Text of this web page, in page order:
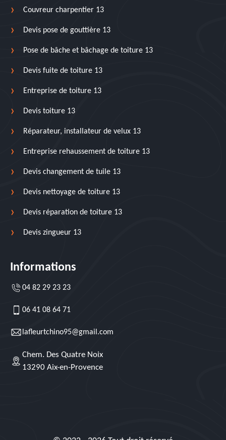
Couvreur charpentier 13
Devis pose de gouttière 13
Pose de bâche et bâchage de toiture 13
Devis fuite de toiture 13
Entreprise de toiture 13
Devis toiture 13
Réparateur, installateur de velux 13
Entreprise rehaussement de toiture 13
Devis changement de tuile 13
Devis nettoyage de toiture 13
Devis réparation de toiture 13
Devis zingueur 13
Informations
04 82 29 23 23
06 41 08 64 71
lafleurtchino95@gmail.com
Chem. Des Quatre Noix
13290 Aix-en-Provence